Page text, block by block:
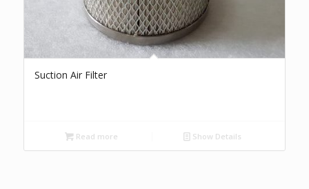
Suction Air Filter
Read more Show Details